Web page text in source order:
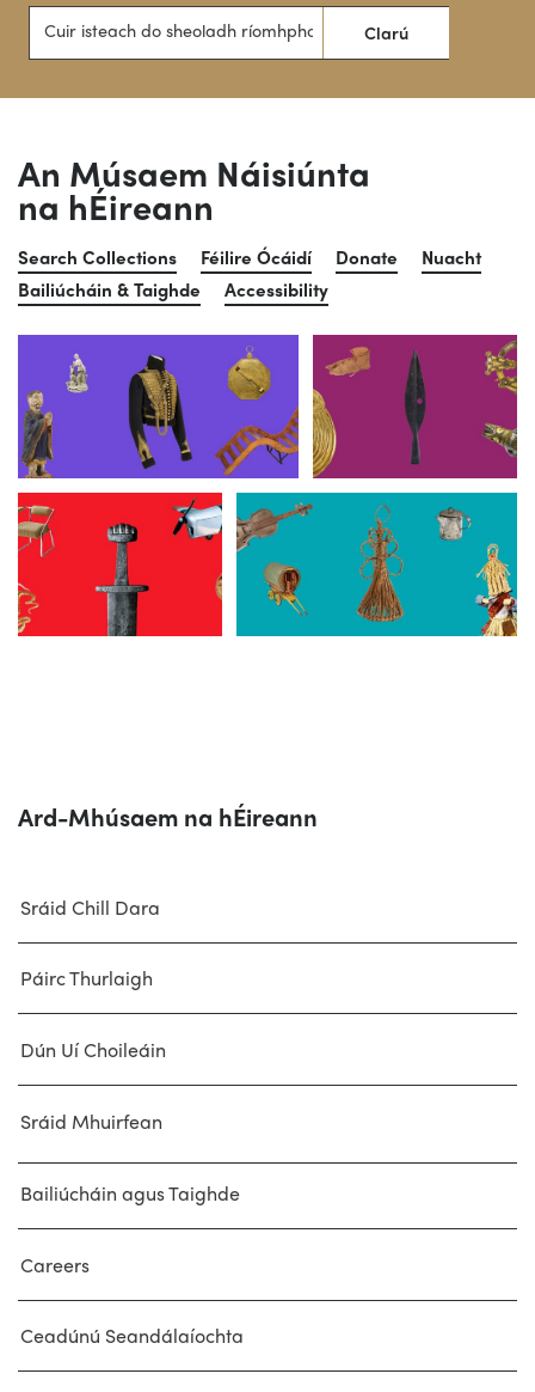
Cuir isteach do sheoladh ríomhphoist Clarú
An Músaem Náisiúnta
na hÉireann
Search Collections Féilire Ócáidí Donate
Nuacht
Bailiúcháin & Taighde
Accessibility
Dún Uí Choileáin Sráid Chill Dara
Ard-Mhúsaem na hÉireann
Sráid Chill Dara
Páirc Thurlaigh
Dún Uí Choileáin
Sráid Mhuirfean
Bailiúcháin agus Taighde
Careers
Ceadúnú Seandálaíochta